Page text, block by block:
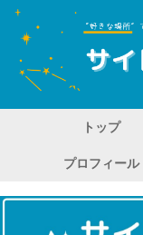
トップ
プロフィール